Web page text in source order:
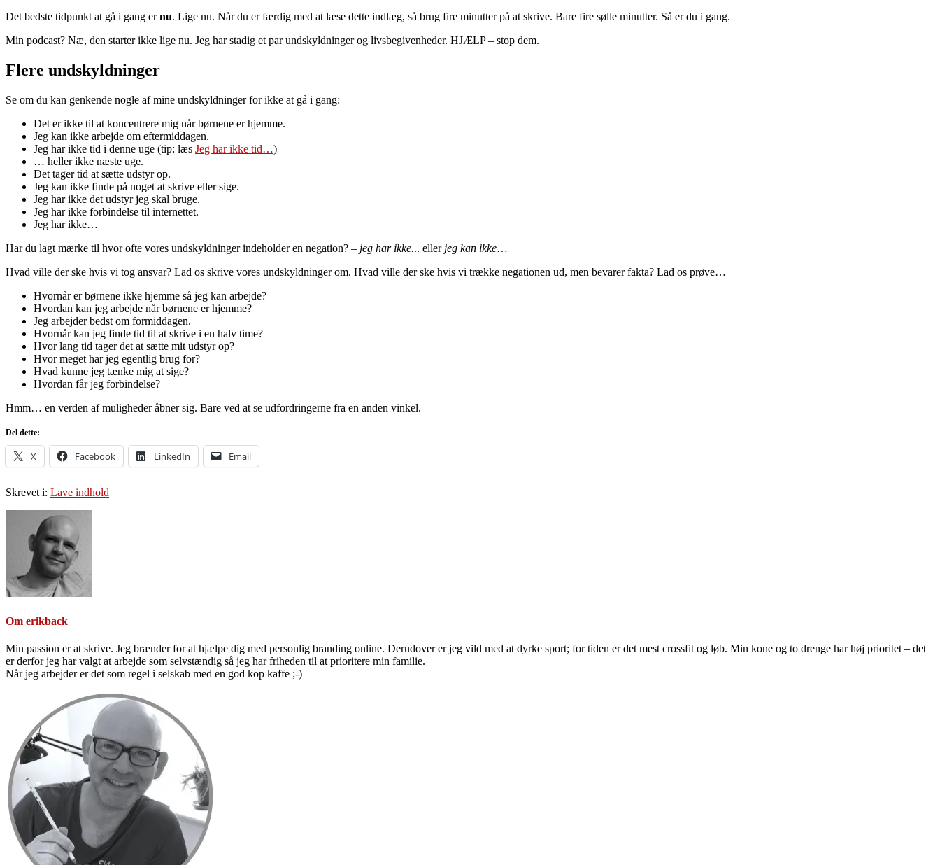
Det bedste tidpunkt at gå i gang ernu. Lige nu. Når du er færdig med at læse dette indlæg, så brug fire minutter på at skrive. Bare fire sølle minutter. Så er du i gang.
Min podcast? Næ, den starter ikke lige nu. Jeg har stadig et par undskyldninger og livsbegivenheder. HJÆLP – stop dem.
Flere undskyldninger
Se om du kan genkende nogle af mine undskyldninger for ikke at gå i gang:
Det er ikke til at koncentrere mig når børnene er hjemme.
Jeg kan ikke arbejde om eftermiddagen.
Jeg har ikke tid i denne uge (tip: læs Jeg har ikke tid…)
… heller ikke næste uge.
Det tager tid at sætte udstyr op.
Jeg kan ikke finde på noget at skrive eller sige.
Jeg har ikke det udstyr jeg skal bruge.
Jeg har ikke forbindelse til internettet.
Jeg har ikke…
Har du lagt mærke til hvor ofte vores undskyldninger indeholder en negation? – jeg har ikke... eller jeg kan ikke…
Hvad ville der ske hvis vi tog ansvar? Lad os skrive vores undskyldninger om. Hvad ville der ske hvis vi trække negationen ud, men bevarer fakta? Lad os prøve…
Hvornår er børnene ikke hjemme så jeg kan arbejde?
Hvordan kan jeg arbejde når børnene er hjemme?
Jeg arbejder bedst om formiddagen.
Hvornår kan jeg finde tid til at skrive i en halv time?
Hvor lang tid tager det at sætte mit udstyr op?
Hvor meget har jeg egentlig brug for?
Hvad kunne jeg tænke mig at sige?
Hvordan får jeg forbindelse?
Hmm… en verden af muligheder åbner sig. Bare ved at se udfordringerne fra en anden vinkel.
Del dette:
X Facebook LinkedIn Email
Skrevet i: Lave indhold
Om erikback
Min passion er at skrive. Jeg brænder for at hjælpe dig med personlig branding online. Derudover er jeg vild med at dyrke sport; for tiden er det mest crossfit og løb. Min kone og to drenge har høj prioritet – det
er derfor jeg har valgt at arbejde som selvstændig så jeg har friheden til at prioritere min familie.
Når jeg arbejder er det som regel i selskab med en god kop kaffe ;-)
Sidebar